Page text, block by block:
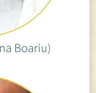
Boariu)